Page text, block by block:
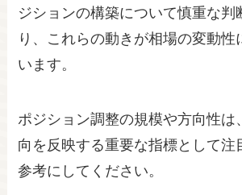
ジションの構築について慎重な判
り、これらの動きが相場の変動性
います。
ポジション調整の規模や方向性は
向を反映する重要な指標として注
参考にしてください。